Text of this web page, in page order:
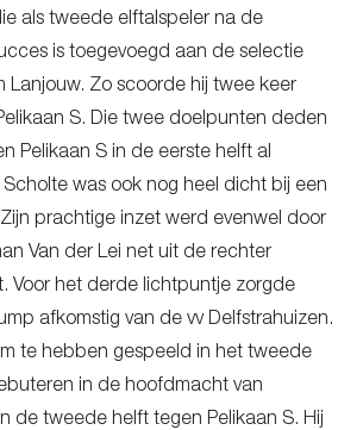
als tweede elftalspeler na de
is toegevoegd aan de selectie
Lanjouw. Zo scoorde hij twee keer
S. Die twee doelpunten deden
Pelikaan S in de eerste helft al
was ook nog heel dicht bij een
prachtige inzet werd evenwel door
Van der Lei net uit de rechter
Voor het derde lichtpuntje zorgde
afkomstig van de vv Delfstrahuizen.
te hebben gespeeld in het tweede
in de hoofdmacht van
de tweede helft tegen Pelikaan S. Hij